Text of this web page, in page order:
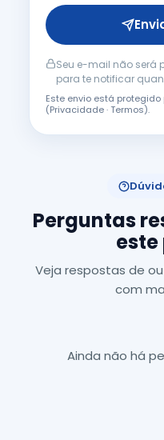
Seu e-mail não será
para te notificar
Este envio está protegido
(Privacidade·Termos).
Perguntas
Veja respostas de
com
Ainda não há